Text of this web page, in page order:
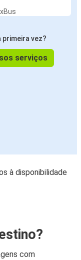
vez?
serviços
à disponibilidade
com